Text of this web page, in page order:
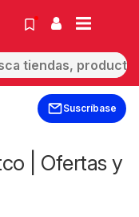
Suscríbase
| Ofertas y